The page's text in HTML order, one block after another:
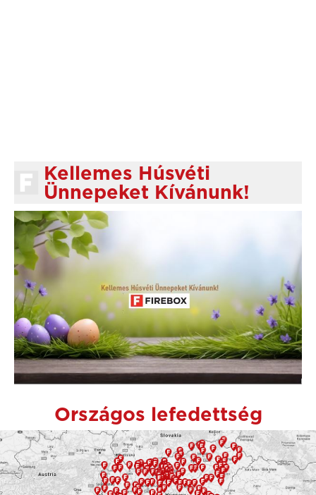
Kellemes Húsvéti
Ünnepeket Kívánunk!
Országos lefedettség